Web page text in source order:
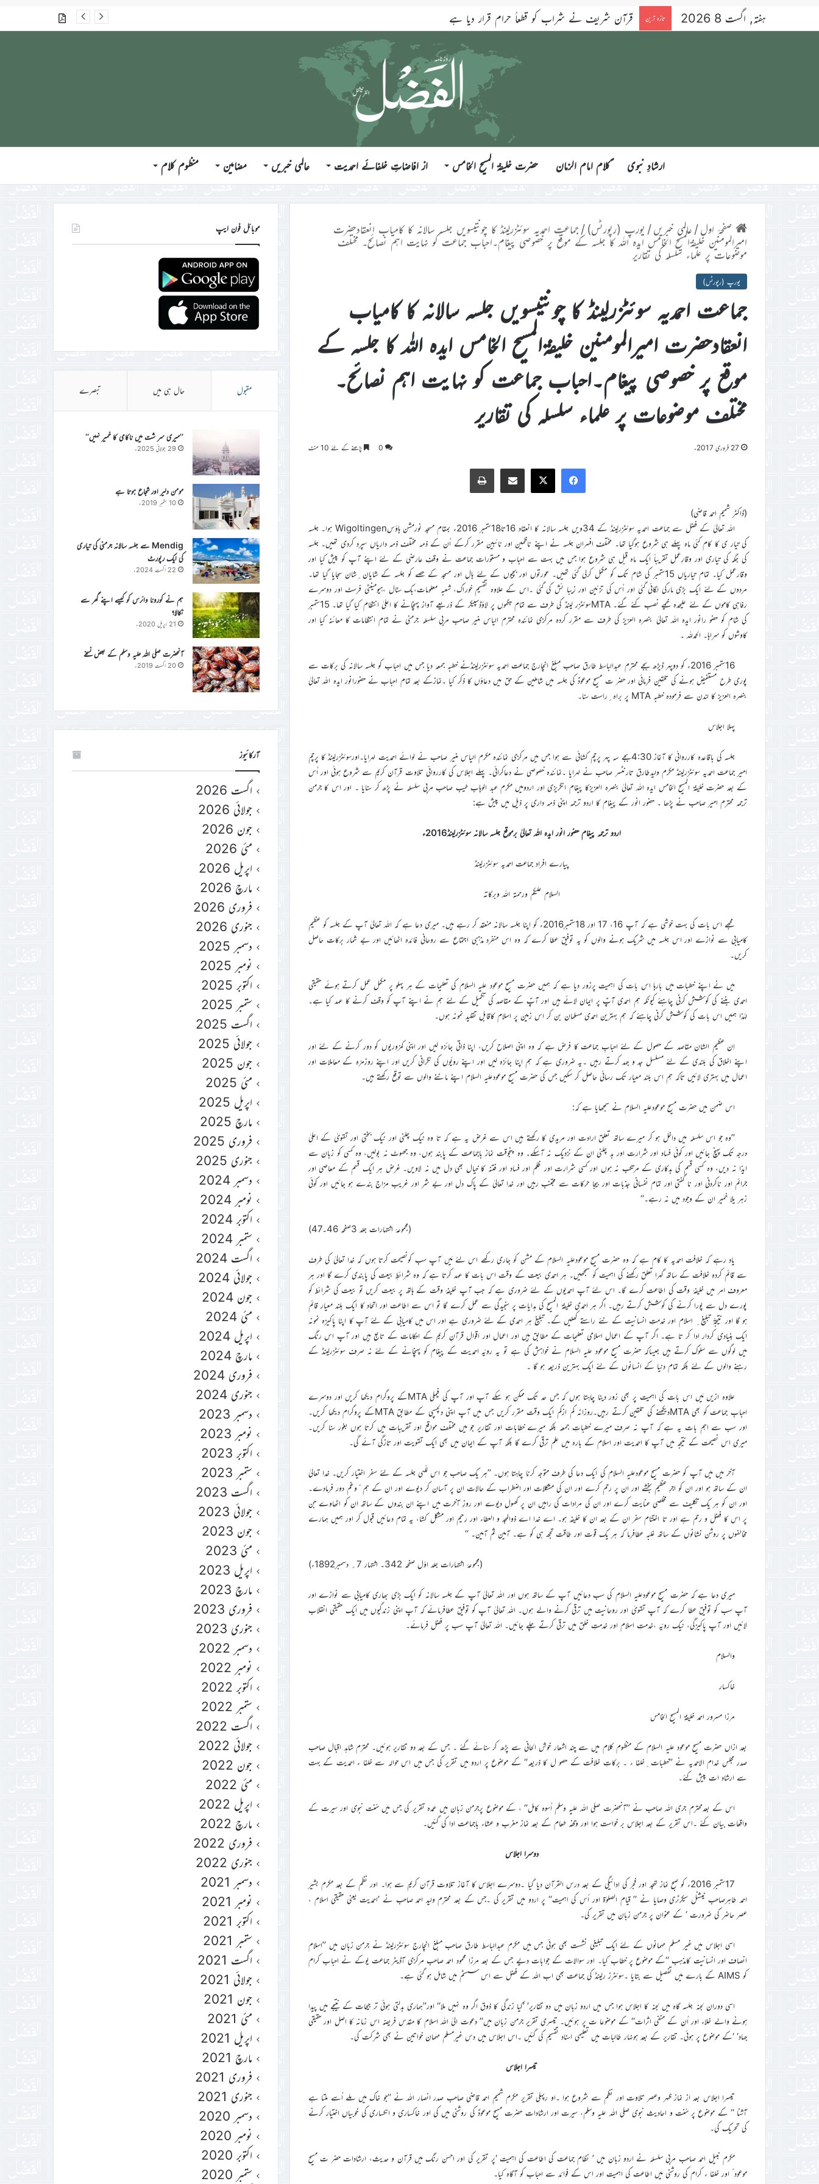
ہفتہ, اگست 8 2026 تازہ ترین قرآن شریف نے شراب کو قطعاً حرام قرار دیا ہے گذشتہ شمارے
ارشادِ نبوی ؑکلام امام الزمان حضرت خلیفۃ المسیح الخامس از افاضاتِ خلفائے احمدیت عالمی خبریں مضامین منظوم کلام
صفحۂ اول/ عالمی خبریں/ یورپ (رپورٹس) / جماعت احمدیہ سوئٹزرلینڈ کا چونتیسویں جلسہ سالانہ کا کامیاب انعقادحضرت
امیرالمومنین خلیفۃالمسیح الخامس ایدہ اللہ کا جلسہ کے موقع پر خصوصی پیغام۔احباب جماعت کو نہایت اہم نصائح۔ مختلف
موضوعات پر علماء سلسلہ کی تقاریر
یورپ (رپورٹس)
جماعت احمدیہ سوئٹزرلینڈ کا چونتیسویں جلسہ سالانہ کا کامیاب
انعقادحضرت امیرالمومنین خلیفۃالمسیح الخامس ایدہ اللہ کا جلسہ کے
موقع پر خصوصی پیغام۔احباب جماعت کو نہایت اہم نصائح۔
مختلف موضوعات پر علماء سلسلہ کی تقاریر
27 فروری 2017ء 0 پڑھنے کے لئے 10 منٹ
Facebook
X
Share via Email
Print
(ڈاکٹر شمیم احمد قاضی)
اللہ تعالیٰ کے فضل سے جماعت احمدیہ سوئٹزرلینڈ کے 34ویں جلسہ سالانہ کا انعقاد 16تا18ستمبر 2016ء بمقام مسجد نورمشن ہاؤسWigoltingen ہوا۔ جلسہ
کی تیار ی کا کام کئی ماہ پہلے ہی شروع ہوگیا تھا۔ مختلف افسران جلسہ نے اپنے ناظمین اور نائبین مقرر کرکے اُن کے ذمہ مختلف ذمہ داریاں سپرد کردی تھیں۔ جلسہ
کی جگہ کی تیاری اور وقارِعمل تقریباََ ایک ماہ قبل ہی شروع ہوا جس میں بہت سے احباب و مستورات جماعت نے وقفِ عارضی کے لئے اپنے آپ کو پیش کیا اور
وقارعمل کیا۔ تمام تیاریاں 15ستمبر کی شام تک کو مکمل کرلی گئی تھیں۔ عورتوں اور بچیوں کے لئے ہال اور مسجد کے حصے کو جلسہ کے شایان ِشان سجایا گیا تھا۔
مردوں کے لئے ایک بڑی مارکی لگائی گئی اور اُس کی تزئین اور زیبا ئش کی گئی ۔اس کے علاوہ تقسیم خوراک، شعبہ معلومات،بک سٹال ،ہیومینٹی فرسٹ اور دوسرے
رفاہی کاموں کے لئے علیحدہ خیمے نصب کئے گئے۔ MTAسوئٹزر لینڈ کی طرف سے تمام جگہوں پر لاؤڈسپیکر کے ذریعے آواز پہنچانے کا اعلیٰ انتظام کیا گیا تھا۔ 15ستمبر
کی شام کو حضو رانور ایدہ اللہ تعالیٰ بنصرہ العزیز کی طرف سے مقرر کردہ مرکزی نمائندہ محترم الیاس منیر صاحب مربی سلسلہ جرمنی نے تمام انتظامات کا معائنہ کیا اور
کاوشوں کو سراہا۔ الحمدللہ ۔
16ستمبر 2016ء کو دوپہر ڈیڑھ بجے محترم عبدالباسط طارق صاحب مبلغ انچارج جماعت احمدیہ سوئٹزرلینڈنے خطبہ جمعہ دیا جس میں احباب کو جلسہ سالانہ کی برکات سے
پوری طرح مستفیض ہونے کی تلقین فرمائی اور حضر ت مسیح موعودؑ کی جلسہ میں شاملین کے حق میں دعاؤں کا ذکر کیا ۔نمازکے بعد تمام احباب نے حضورانور ایدہ اللہ تعالیٰ
بنصرہ العزیز کا لندن سے فرمودہ خطبہ MTA پر براہ ِراست سنا۔
پہلا اجلاس
جلسہ کی باقاعدہ کارروائی کا آغاز 4:30بجے سہ پہر پرچم کشائی سے ہوا جس میں مرکزی نمائندہ مکرم الیاس منیر صاحب نے لوائے احمدیت لہرایا۔اورسوئٹزرلینڈ کا پرچم
امیر جماعت احمدیہ سوئٹزرلینڈ مکرم ولیدطارق تارنٹسر صاحب نے لہرایا ۔نمائندہ خصوصی نے دعاکرائی۔ پہلے اجلاس کی کارروائی تلاوت قرآن کریم سے شروع ہوئی اور اُس
کے بعد حضرت خلیفۃ المسیح الخامس ایدہ اللہ تعالیٰ بنصرہ العزیزکا پیغام انگریزی اور اردومیں مکرم عبد الوہاب طیب صاحب مربی سلسلہ نے پڑھ کر سنایا ۔ اور اس کا جرمن
ترجمہ محترم امیر صاحب نے پڑھا ۔ حضور انور کے پیغام کا اردو ترجمہ اپنی ذمہ داری پر ذیل میں پیش ہے:
اردو ترجمہ پیغام حضور انور ایدہ اللہ تعالیٰ برموقع جلسہ سالانہ سوئٹزرلینڈ2016ء
پیارے افراد جماعت احمدیہ سوئٹزرلینڈ
السلام علیکم ورحمتہ اللہ وبرکاتہ
مجھے اس بات کی بہت خوشی ہے کہ آپ 16، 17 اور 18ستمبر2016ء کو اپنا جلسہ سالانہ منعقد کر رہے ہیں۔ میری دعا ہے کہ اللہ تعالیٰ آپ کے جلسہ کو عظیم
کامیابی سے نوازے اور اس جلسہ میں شریک ہونے والوں کو یہ توفیق عطا کرے کہ وہ اس منفرد مذہبی اجتماع سے روحانی فائدہ اٹھائیں اور بے شمار برکات حاصل
کریں۔
میں نے اپنے خطبات میں بارہا اس بات کی اہمیت پرزور دیا ہے کہ ہمیں حضرت مسیح موعود علیہ السلام کی تعلیمات کے ہر پہلو پر مکمل عمل کرتے ہوئے حقیقی
احمدی بننے کی کوشش کرنی چاہئے کیونکہ ہم احمدی آپؑ پر ایمان لائے ہیں اور آپؑ کے مقاصد کی تکمیل کے لئے ہم نے اپنے آپ کو وقف کرنے کا عہد کیا ہے۔
لہٰذا ہمیں اس بات کی کوشش کرنی چاہئے کہ ہم بہترین احمدی مسلمان بن کر اس زمین پر اسلام کاقابل تقلید نمونہ ہوں۔
اِن عظیم الشان مقاصد کے حصول کے لئے احبابِ جماعت کا فرض ہے کہ وہ اپنی اصلاح کریں، اپنا ذاتی جائزہ لیں اور اپنی کمزوریوں کو دور کرنے کے لئے اور
اپنے اخلاق کی بلندی کے لئے مسلسل جد و جہد کرتے رہیں ۔یہ ضروری ہے کہ ہم اپنا جائزہ لیں اور اپنے رویّوں کی نگرانی کریں اور اپنے روزمرّہ کے معاملات اور
اعمال میں بہتری لائیں تاکہ ہم اس بلند معیار تک رسائی حاصل کر سکیں جس کی حضرت مسیح موعودعلیہ السلام اپنے ماننے والوں سے توقع رکھتے ہیں۔
اس ضمن میں حضرت مسیح موعودعلیہ السلام نے سمجھایا ہے کہ:
’’وہ جو اس سلسلہ میں داخل ہو کر میرے ساتھ تعلق ارادت اور مریدی کا رکھتے ہیں اس سے غرض یہ ہے کہ تا وہ نیک چلنی اور نیک بختی اور تقویٰ کے اعلیٰ
درجہ تک پہنچ جائیں اور کوئی فساد اور شرارت اور بد چلنی ان کے نزدیک نہ آسکے۔ وہ پنجوقت نماز باجماعت کے پابند ہوں، وہ جھوٹ نہ بولیں، وہ کسی کو زبان سے
ایذا نہ دیں، وہ کسی قسم کی بدکاری کے مرتکب نہ ہوں اور کسی شرارت اور ظلم اور فساد اور فتنہ کا خیال بھی دل میں نہ لاویں۔ غرض ہر ایک قسم کے معاصی اور
جرائم اور ناکردنی اور نا گفتی اور تمام نفسانی جذبات اور بیجا حرکات سے مجتنب رہیں اور خدا تعالیٰ کے پاک دل اور بے شر اور غریب مزاج بندے ہو جائیں اور کوئی
زہر یلا خمیر ان کے وجود میں نہ رہے۔‘‘
(مجموعۂ اشتہارات جلد 3صفحہ 46۔47)
یاد رہے کہ خلافت احمدیہ کا کام ہے کہ وہ حضرت مسیح موعودعلیہ السلام کے مشن کو جاری رکھے اس لئے مَیں آپ سب کونصیحت کرتا ہوں کہ خدا تعالیٰ کی طرف
سے قائم کردہ خلافت کے ساتھ گہرا تعلق رکھنے کی اہمیت کو سمجھیں۔ ہر احمدی بیعت کے وقت اس بات کا عہد کرتا ہے کہ وہ شرائطِ بیعت کی پابندی کرے گا اور ہر
معروف امر میں خلیفۂ وقت کی اطاعت کرے گا۔ اس لئے آپ احمدیوں کے لئے ضروری ہے کہ جب آپ خلیفۂ وقت کے ہاتھ پر بیعت کریں تو بیعت کی شرائط کو
پورے دل سے پورا کرنے کی کوشش کرتے رہیں۔ اگر ہر احمدی خلیفۃ المسیح کی ہدایات پر سنجیدگی سے عمل کرے گا تو اس سے اطاعت اور اتحاد کا ایک بلند معیار قائم
ہو گا اور نتیجۃً تبلیغ ِ اسلام اور خدمتِ انسانیت کے نئے راستے کھلیں گے۔ تبلیغ ہر احمدی کے لئے ضروری ہے اور اس میں کامیابی کے لئے آپ کا اپنا پاکیزہ نمونہ
ایک بنیادی کردار ادا کر تا ہے۔ اگر آپ کے اعمال اسلامی تعلیمات کے مطابق ہیں اور اعمال اور اقوال قرآنِ کریم کے احکامات کے تابع ہیں اور آپ اس رنگ
میں لوگوں سے سلوک کرتے ہیں جیساکہ حضرت مسیح موعود علیہ السلام نے خواہش کی ہے تو یہ رویّہ احمدیت کے پیغام کو پہنچانے کے لئے نہ صرف سوئٹزرلینڈ کے
رہنے والوں کے لئے بلکہ تمام دنیا کے انسانوں کے لئے ایک بہترین ذریعہ ہو گا ۔
علاوہ ازیں مَیں اس بات کی اہمیت پر بھی زور دینا چاہتا ہوں کہ جس حد تک ممکن ہو سکے آپ اور آپ کی فیملی MTAکے پروگرام دیکھا کریں اور دوسرے
احبابِ جماعت کو بھی MTAدیکھنے کی تلقین کرتے رہیں۔روزانہ کم ازکم ایک وقت مقرر کریں جس میں آپ اپنی دلچسپی کے مطابق MTAکے پروگرام دیکھا کریں۔
اور سب سے اہم بات یہ ہے کہ آپ نہ صرف میرے خطباتِ جمعہ بلکہ میرے خطابات اور تقاریر جو میں مختلف مواقع اور تقریبات میں کرتا ہوں بغور سنا کریں۔
میری اس نصیحت کے نتیجہ میں آپ کا احمدیت اور اسلام کے بارہ میں علم ترقی کرے گا بلکہ آپ کے ایمان میں بھی ایک تقویت اور تازگی آئے گی۔
آخر میں میں آپ کو حضرت مسیح موعودعلیہ السلام کی ایک دعا کی طرف متوجہ کرنا چاہتا ہوں۔ ’’ہر یک صاحب جو اس للّہی جلسہ کے لئے سفر اختیار کریں۔ خدا تعالیٰ
ان کے ساتھ ہو اور ان کو اجرِ عظیم بخشے اور ان پر رحم کرے اور ان کی مشکلات اور اضطراب کے حالات ان پر آسان کر دیوے اور ان کے ہم ّوغم دور فرمادے۔
اور ان کو ہر یک تکلیف سے مخلصی عنایت کرے اور ان کی مرادات کی راہیں ان پر کھول دیوے اور روزِ آخرت میں اپنے ان بندوں کے ساتھ ان کو اٹھاوے جن
پر اس کا فضل و رحم ہے اور تا اختتام سفر ان کے بعد ان کا خلیفہ ہو۔ اے خدا اے ذوالمجد و العطاء اور رحیم اور مشکل کشا، یہ تمام دعائیں قبول کر اور ہمیں ہمارے
مخالفوں پر روشن نشانوں کے ساتھ غلبہ عطافرما کہ ہر یک قوت اور طاقت تجھ ہی کو ہے۔ آمین ثم آمین۔ ‘‘
(مجموعۂ اشتہارات جلد اوّل صفحہ 342۔ اشتہار 7؍ دسمبر1892ء)
میری دعا ہے کہ حضرت مسیح موعودعلیہ السلام کی سب دعائیں آپ کے ساتھ ہوں اور اللہ تعالیٰ آپ کے جلسہ سالانہ کو ایک بڑی بھاری کامیابی سے نوازے اور
آپ سب کو توفیق عطا کرے کہ آپ تقویٰ اور روحانیت میں ترقی کرنے والے ہوں۔ اللہ تعالیٰ آپ کو توفیق عطافرمائے کہ آپ اپنی زندگیوں میں ایک حقیقی انقلاب
لائیں اور آپ پاکیزگی، نیک رویّہ ،خدمتِ اسلام اور خدمتِ خلق میں ترقی کرتے چلے جائیں۔ اللہ تعالیٰ آپ سب پر فضل فرمائے۔
والسلام
خاکسار
مرزا مسرور احمد خلیفۃ المسیح الخامس
بعد ازاں حضرت مسیح موعود علیہ السلام کے منظوم کلام میں سے چند اشعار خوش الحانی سے پڑھ کر سنائے گئے ۔ جس کے بعد دو تقاریر ہوئیں۔ محترم شاہد اقبال صاحب
صدر مجلس خدام الاحمدیہ نے ’’خطبات ِخلفا ء ۔ برکاتِ خلافت کے حصو ل کا ذریعہ‘‘ کے موضوع پر اردو میں تقریر کی جس میں اس حوالہ سے خلفا ء احمدیت کے بہت
سے ارشاد ات پیش کئے۔
اس کے بعدمحترم جری اللہ صاحب نے ’’آنحضرت صلی اللہ علیہ وسلم اُسوہ کامل‘‘ ، کے موضوع پرجرمن زبان میں عمدہ تقریر کی جس میں سُنت نبوی اور سیرت کے
واقعات بیان کئے ۔اس تقریر کے بعد اجلاس بر خواست ہوا اور وقفہ طعام کے بعد نماز مغرب و عشاء باجماعت ادا کی گئیں۔
دوسرا اجلاس
17ستمبر 2016ء کو صبح نماز تہجد اور فجر کی ادائیگی کے بعد درس القرآن دیا گیا ۔دوسرے اجلاس کا آغاز تلاوت قرآن کریم سے ہوا۔ اور نظم کے بعد مکرم بشیر
احمد طاہرصاحب نیشنل سیکرٹری وصایا نے ’’ قیام الصلوٰۃ اور اُس کی اہمیت‘‘ پر اردو میں تقریر کی ۔جس کے بعد محترم ولید احمد صاحب نے ’احمدیت یعنی حقیقی اسلام ،
عصر حاضر کی ضرورت ‘ کے عنوان پر جرمن زبان میں تقریر کی۔
اسی اجلاس میں غیر مسلم مہمانوں کے لئے ایک تبلیغی نشست بھی ہوئی جس میں مکرم عبدالباسط طارق صاحب مبلغ انچارج سوئٹزرلینڈ نے جرمن زبان میں ’’اسلام
انصاف اور انسانیت کامذہب ‘‘کے موضوع پر خطاب کیا۔ اور سوالات کے جوابات دیے جس کے بعد مرزا محمود احمد صاحب مرکزی آڈیٹر جماعت یوکے نے احباب کرام
کو AIMS کے بارے میں تفصیل سے بتایا ۔سوئٹرز رلینڈ کی جماعت بھی اب اللہ کے فضل سے اس سسٹم میں شامل ہو گئی ہے۔
اسی دوران لجنہ جلسہ گاہ میں لجنہ کا اجلاس ہوا جس میں اردو زبان میں دو تقاریر’ ’کیا زندگی کا ذوق اگر وہ نہیں ملا‘‘ اور’’ہماری بدلتی ہوئی تر جیحات کے نتیجے میں پیدا
ہونے والے خلاء اور اُن کے منفی اثرات‘‘ کے موضوعا ت پر ہوئیں۔ تیسری تقریر جرمن زبان میں’’ دعوت الیٰ اللہ اسلام کا مقدس فریضہ اس زمانہ کا اصل اور حقیقی
جہاد‘ ‘کے موضوع پر ہوئی۔ تقاریر کے بعد ہونہار طالبات میں تعلیمی اسناد تقسیم کی گئیں ۔اس اجلاس میں دس غیرمسلم مہمان خواتین نے بھی شرکت کی۔
تیسرا اجلاس
تیسرا اجلاس بعد از نماز ظہر وعصر تلاوت اور نظم سے شروع ہوا ۔او رپہلی تقریر مکرم شمیم احمد قاضی صاحب صدر انصار اللہ نے ’’جو خاک میں ملے اُسے ملتا ہے
آشنا ‘‘ کے موضوع پر سُنت و احادیث نبوی صلی اللہ علیہ وسلم، سیرت اور ارشادات حضرت مسیح موعودؑ کی روشنی میں کی اور خاکساری و انکساری کی خوبیاں اختیار کرنے
کی تحریک کی۔
مکرم نبیل احمد صاحب مربی سلسلہ نے اردو زبان میں ’ نظام جماعت کی اطاعت کی اہمیت ‘پر تقریر کی اور احسن رنگ میں قرآن و حدیث، ارشادات حضر ت مسیح
موعود ؑ اور خلفا ء کرام کی روشنی میں اطاعت کی اہمیت اور اس کے فوائد سے احباب کو آگاہ کیا۔
موبائل فون ایپ
مقبول حال ہی میں تبصرے
’’میری سر شت میں ناکامی کا خمیر نہیں‘‘
29 جولائی 2025ء
مومن دلیر اور شجاع ہوتا ہے
10 ستمبر 2019ء
Mendig سے جلسہ سالانہ جرمنی کی تیاری
کی ایک رپورٹ
22 اگست 2024ء
ہم نے کورونا وائرس کو کیسے اپنے گھر سے
نکالا؟
21 اپریل 2020ء
آنحضرت صلی اللہ علیہ وسلم کے بعض نسخے
20 اگست 2019ء
آرکائیوز
اگست 2026
جولائی 2026
جون 2026
مئی 2026
اپریل 2026
مارچ 2026
فروری 2026
جنوری 2026
دسمبر 2025
نومبر 2025
اکتوبر 2025
ستمبر 2025
اگست 2025
جولائی 2025
جون 2025
مئی 2025
اپریل 2025
مارچ 2025
فروری 2025
جنوری 2025
دسمبر 2024
نومبر 2024
اکتوبر 2024
ستمبر 2024
اگست 2024
جولائی 2024
جون 2024
مئی 2024
اپریل 2024
مارچ 2024
فروری 2024
جنوری 2024
دسمبر 2023
نومبر 2023
اکتوبر 2023
ستمبر 2023
اگست 2023
جولائی 2023
جون 2023
مئی 2023
اپریل 2023
مارچ 2023
فروری 2023
جنوری 2023
دسمبر 2022
نومبر 2022
اکتوبر 2022
ستمبر 2022
اگست 2022
جولائی 2022
جون 2022
مئی 2022
اپریل 2022
مارچ 2022
فروری 2022
جنوری 2022
دسمبر 2021
نومبر 2021
اکتوبر 2021
ستمبر 2021
اگست 2021
جولائی 2021
جون 2021
مئی 2021
اپریل 2021
مارچ 2021
فروری 2021
جنوری 2021
دسمبر 2020
نومبر 2020
اکتوبر 2020
ستمبر 2020